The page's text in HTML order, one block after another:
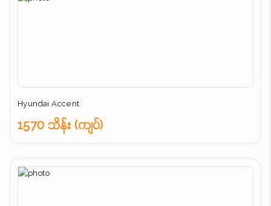
Hyundai Accent
1570 သိန်း (ကျပ်)